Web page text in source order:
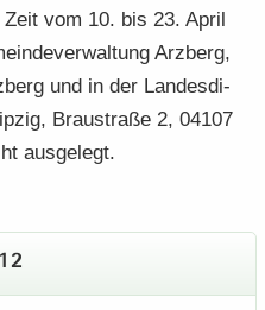
vom 10. bis 23. April
Arz­berg,
und in der Lan­des­di­
Brau­stra­ße 2, 04107
aus­ge­legt.